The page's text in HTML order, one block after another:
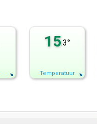
15.3°
Temperatuur